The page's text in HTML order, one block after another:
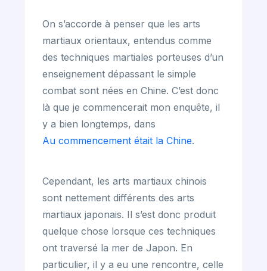
On s’accorde à penser que les arts
martiaux orientaux, entendus comme
des techniques martiales porteuses d’un
enseignement dépassant le simple
combat sont nées en Chine. C’est donc
là que je commencerait mon enquête, il
y a bien longtemps, dans
Au commencement était la Chine.
Cependant, les arts martiaux chinois
sont nettement différents des arts
martiaux japonais. Il s’est donc produit
quelque chose lorsque ces techniques
ont traversé la mer de Japon. En
particulier, il y a eu une rencontre, celle